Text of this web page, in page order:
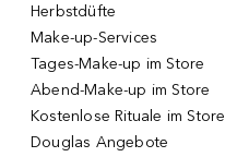
Herbstdüfte
Make-up-Services
Tages-Make-up im Store
Abend-Make-up im Store
Kostenlose Rituale im Store
Douglas Angebote